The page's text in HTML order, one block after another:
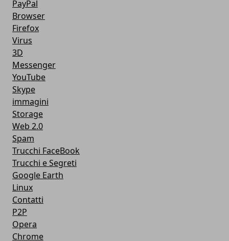
PayPal
Browser
Firefox
Virus
3D
Messenger
YouTube
Skype
immagini
Storage
Web 2.0
Spam
Trucchi FaceBook
Trucchi e Segreti
Google Earth
Linux
Contatti
P2P
Opera
Chrome